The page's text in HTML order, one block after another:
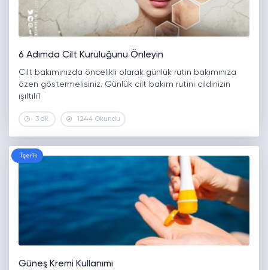
6 Adımda Cilt Kuruluğunu Önleyin
Cilt bakımınızda öncelikli olarak günlük rutin bakımınıza
özen göstermelisiniz. Günlük cilt bakım rutini cildinizin
ışıltılı1
3 dk. 1244 Okundu
İçerik
Güneş Kremi Kullanımı